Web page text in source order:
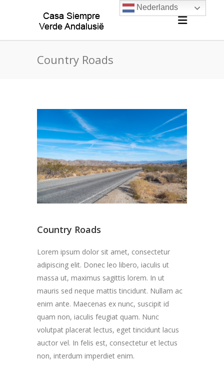
Country Roads
Country Roads
Lorem ipsum dolor sit amet, consectetur
adipiscing elit. Donec leo libero, iaculis ut
massa ut, maximus sagittis lorem. In ut
mauris sed neque mattis tincidunt. Nullam ac
enim ante. Maecenas ex nunc, suscipit id
quam non, iaculis feugiat quam. Nunc
volutpat placerat lectus, eget tincidunt lacus
auctor vel. In felis est, consectetur et lectus
non, interdum imperdiet enim.
Nederlands